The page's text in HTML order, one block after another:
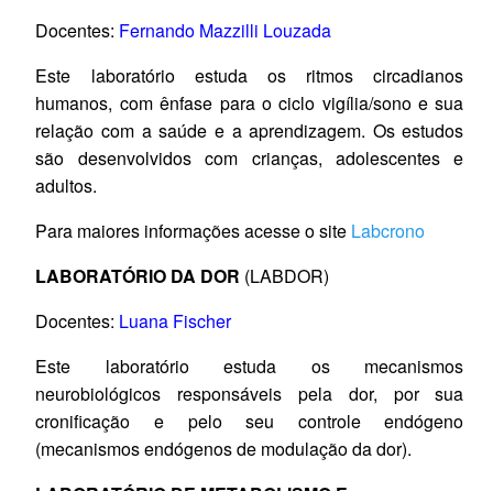
Docentes: Fernando Mazzilli Louzada
Este laboratório estuda os ritmos circadianos
humanos, com ênfase para o ciclo vigília/sono e sua
relação com a saúde e a aprendizagem. Os estudos
são desenvolvidos com crianças, adolescentes e
adultos.
Para maiores informações acesse o site Labcrono
LABORATÓRIO DA DOR (LABDOR)
Docentes: Luana Fischer
Este laboratório estuda os mecanismos
neurobiológicos responsáveis pela dor, por sua
cronificação e pelo seu controle endógeno
(mecanismos endógenos de modulação da dor).